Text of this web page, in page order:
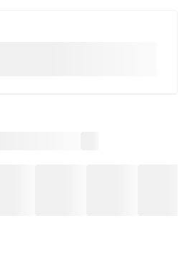
астрологии, а также мудростью